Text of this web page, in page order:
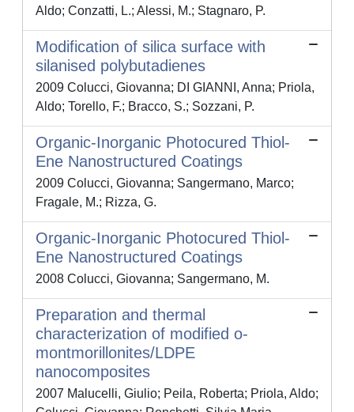
Aldo; Conzatti, L.; Alessi, M.; Stagnaro, P.
Modification of silica surface with
silanised polybutadienes
2009 Colucci, Giovanna; DI GIANNI, Anna; Priola,
Aldo; Torello, F.; Bracco, S.; Sozzani, P.
Organic-Inorganic Photocured Thiol-
Ene Nanostructured Coatings
2009 Colucci, Giovanna; Sangermano, Marco;
Fragale, M.; Rizza, G.
Organic-Inorganic Photocured Thiol-
Ene Nanostructured Coatings
2008 Colucci, Giovanna; Sangermano, M.
Preparation and thermal
characterization of modified o-
montmorillonites/LDPE
nanocomposites
2007 Malucelli, Giulio; Peila, Roberta; Priola, Aldo;